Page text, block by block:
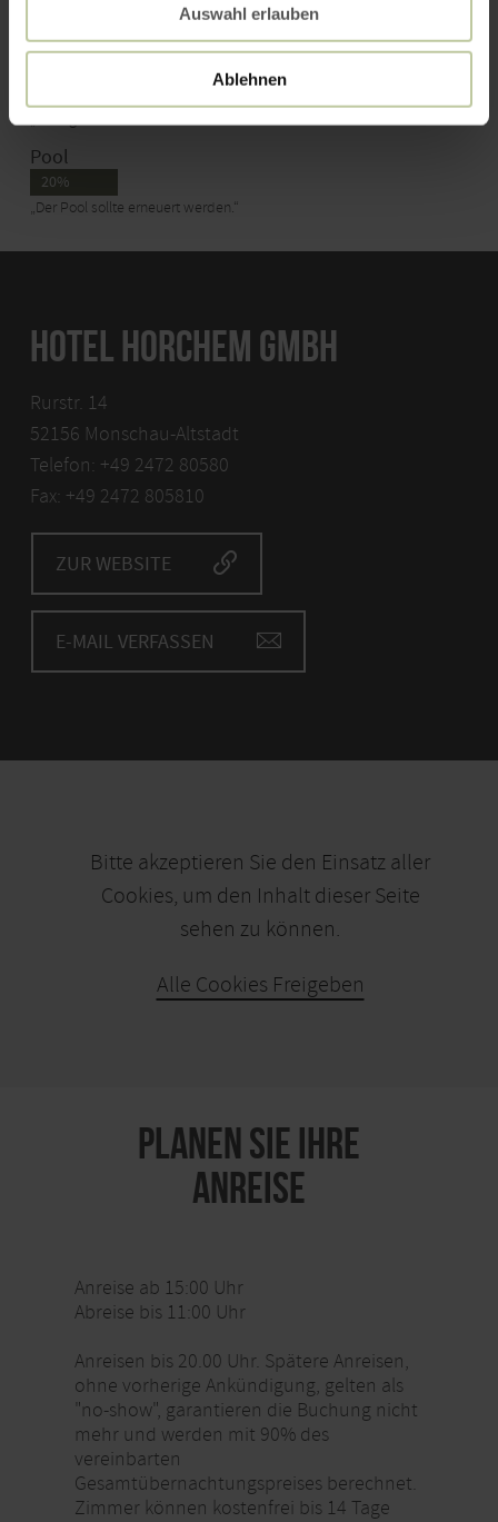
Auswahl erlauben
Ablehnen
Pool
20%
„Der Pool sollte erneuert werden.“
HOTEL HORCHEM GMBH
Rurstr. 14
52156 Monschau-Altstadt
Telefon: +49 2472 80580
Fax: +49 2472 805810
ZUR WEBSITE
E-MAIL VERFASSEN
Bitte akzeptieren Sie den Einsatz aller
Cookies, um den Inhalt dieser Seite
sehen zu können.
Alle Cookies Freigeben
PLANEN SIE IHRE
ANREISE
Anreise ab 15:00 Uhr
Abreise bis 11:00 Uhr
Anreisen bis 20.00 Uhr. Spätere Anreisen,
ohne vorherige Ankündigung, gelten als
"no-show", garantieren die Buchung nicht
mehr und werden mit 90% des
vereinbarten
Gesamtübernachtungspreises berechnet.
Zimmer können kostenfrei bis 14 Tage